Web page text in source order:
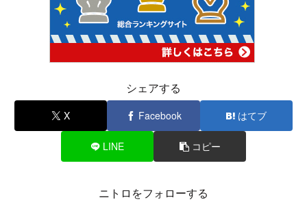
シェアする
X Facebook はてブ
LINE コピー
ニトロをフォローする